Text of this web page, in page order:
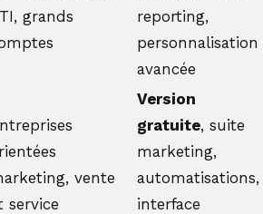
grands
reporting,
personnalisation
avancée
vente
service
Version
gratuite, suite
marketing,
automatisations,
interface